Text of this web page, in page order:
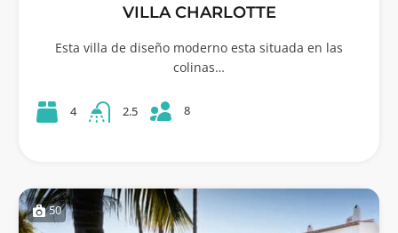
VILLA CHARLOTTE
Esta villa de diseño moderno esta situada en las
colinas…
4 2.5 8
50